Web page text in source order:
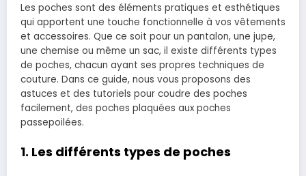
Les poches sont des éléments pratiques et esthétiques
qui apportent une touche fonctionnelle à vos vêtements
et accessoires. Que ce soit pour un pantalon, une jupe,
une chemise ou même un sac, il existe différents types
de poches, chacun ayant ses propres techniques de
couture. Dans ce guide, nous vous proposons des
astuces et des tutoriels pour coudre des poches
facilement, des poches plaquées aux poches
passepoilées.
1. Les différents types de poches